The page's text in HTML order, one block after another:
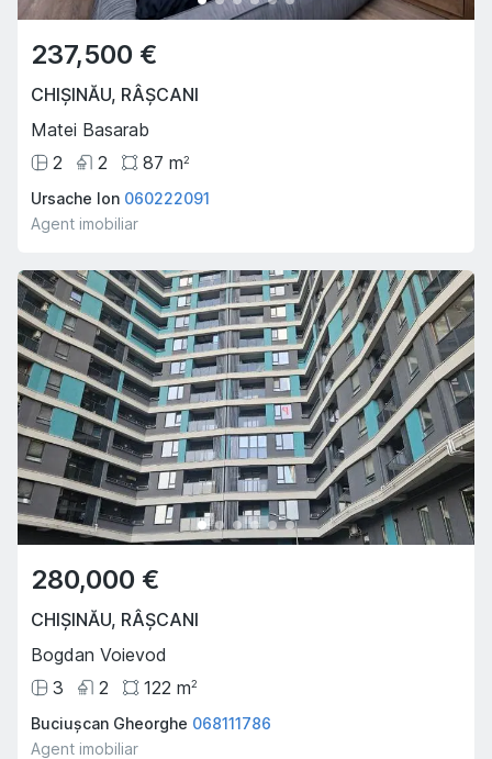
237,500 €
CHIȘINĂU, RÂȘCANI
Matei Basarab
2
2 87 m2
Ursache Ion 060222091
Agent imobiliar
280,000 €
CHIȘINĂU, RÂȘCANI
Bogdan Voievod
3
2 122 m2
Buciușcan Gheorghe 068111786
Agent imobiliar